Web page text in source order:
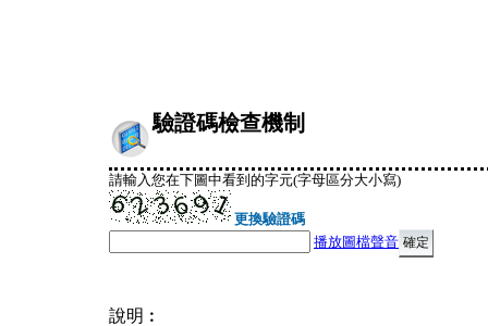
驗證碼檢查機制
請輸入您在下圖中看到的字元(字母區分大小寫)
更換驗證碼
播放圖檔聲音
說明︰